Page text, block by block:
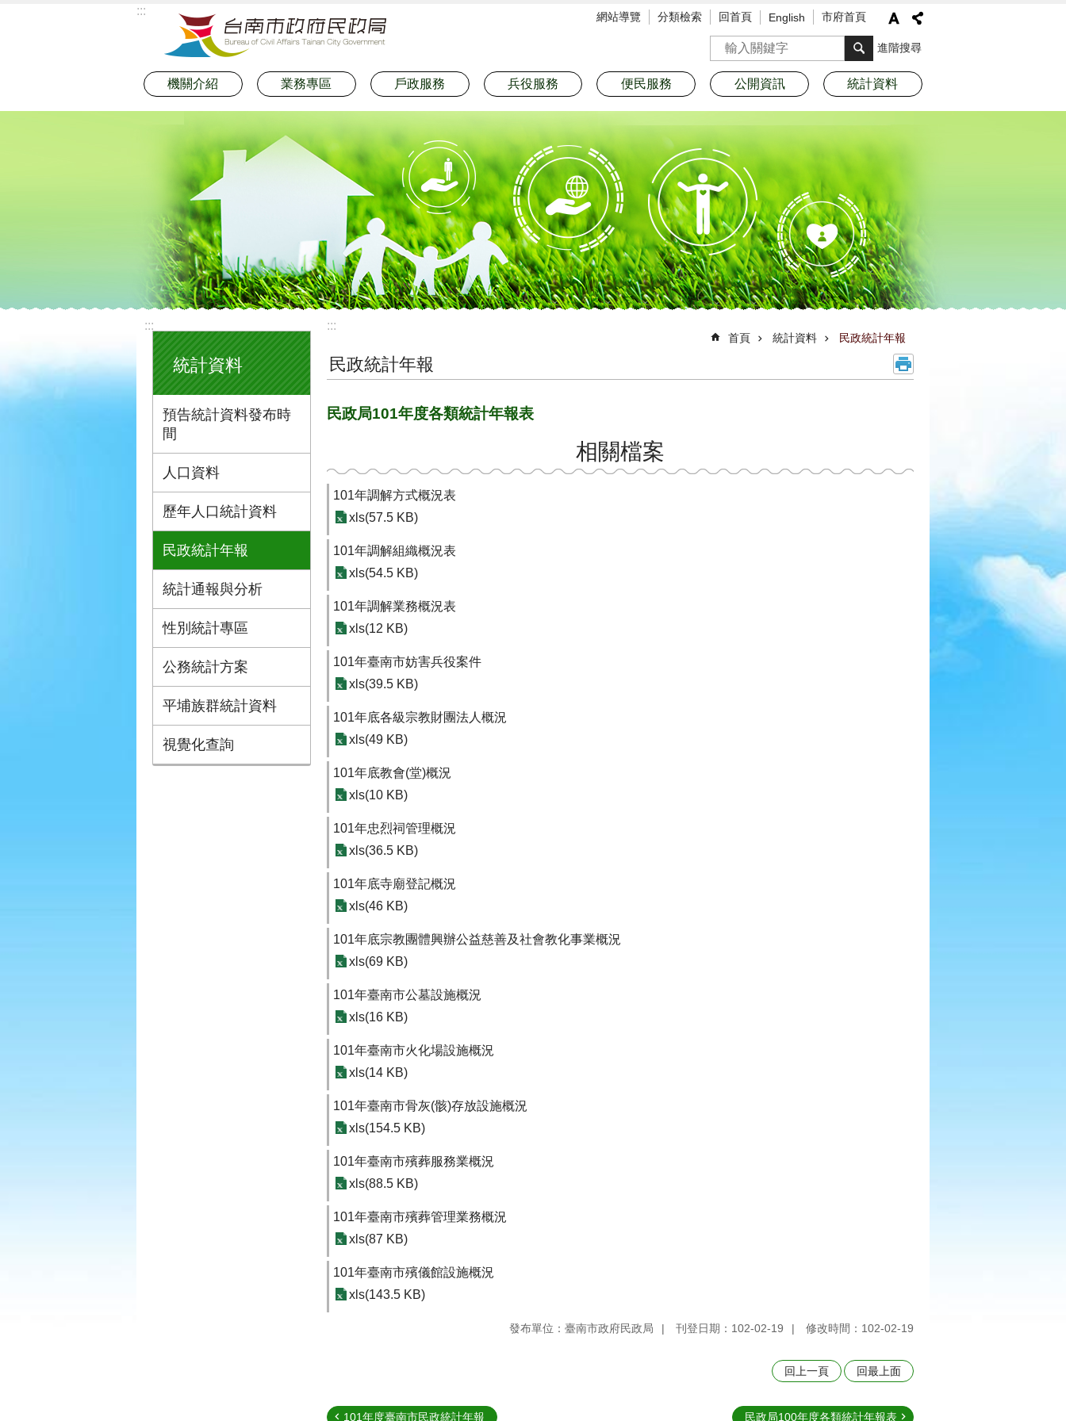
::: 網站導覽 分類檢索 回首頁 English 市府首頁
搜尋 進階搜尋
機關介紹 業務專區 戶政服務 兵役服務 便民服務 公開資訊 統計資料
:::
統計資料
預告統計資料發布時
間
人口資料
歷年人口統計資料
民政統計年報
統計通報與分析
性別統計專區
公務統計方案
平埔族群統計資料
視覺化查詢
:::
首頁 統計資料 民政統計年報
民政統計年報
民政局101年度各類統計年報表
相關檔案
101年調解方式概況表
xls(57.5 KB)
101年調解組織概況表
xls(54.5 KB)
101年調解業務概況表
xls(12 KB)
101年臺南市妨害兵役案件
xls(39.5 KB)
101年底各級宗教財團法人概況
xls(49 KB)
101年底教會(堂)概況
xls(10 KB)
101年忠烈祠管理概況
xls(36.5 KB)
101年底寺廟登記概況
xls(46 KB)
101年底宗教團體興辦公益慈善及社會教化事業概況
xls(69 KB)
101年臺南市公墓設施概況
xls(16 KB)
101年臺南市火化場設施概況
xls(14 KB)
101年臺南市骨灰(骸)存放設施概況
xls(154.5 KB)
101年臺南市殯葬服務業概況
xls(88.5 KB)
101年臺南市殯葬管理業務概況
xls(87 KB)
101年臺南市殯儀館設施概況
xls(143.5 KB)
發布單位：臺南市政府民政局 刊登日期：102-02-19 修改時間：102-02-19
回上一頁 回最上面
101年度臺南市民政統計年報 民政局100年度各類統計年報表